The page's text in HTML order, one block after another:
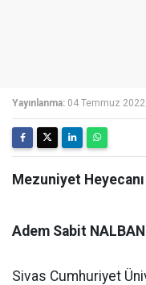
Yayınlanma: 04 Temmuz
Mezuniyet Heyecanı
Adem Sabit
Sivas Cumhuriyet